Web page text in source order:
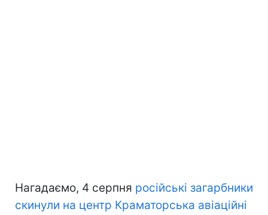
Нагадаємо, 4 серпня російські загарбники
скинули на центр Краматорська авіаційні